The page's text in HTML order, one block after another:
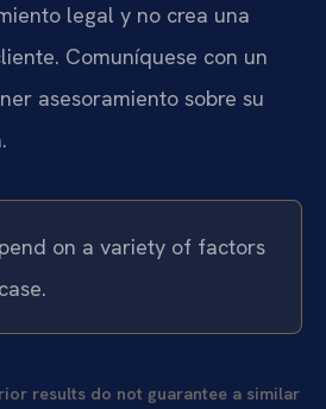
legal y no crea una
Comuníquese con un
asesoramiento sobre su
on a variety of factors
results do not guarantee a similar